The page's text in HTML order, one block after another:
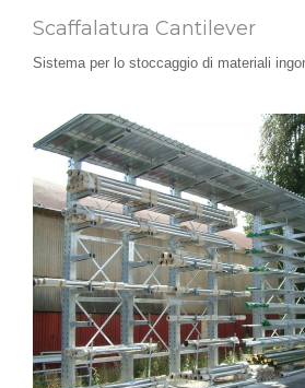
Scaffalatura Cantilever
Sistema per lo stoccaggio di materiali